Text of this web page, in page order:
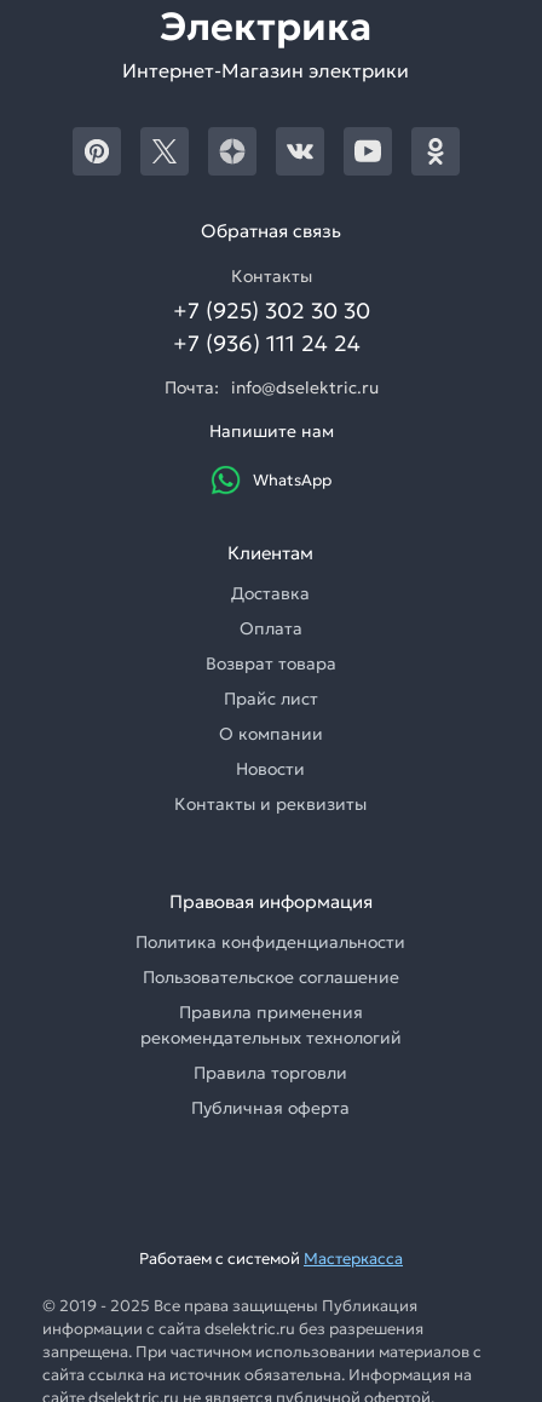
Электрика
Интернет-Магазин электрики
Обратная связь
Контакты
+7 (925) 302 30 30
+7 (936) 111 24 24
Почта:
info@dselektric.ru
Напишите нам
WhatsApp
Клиентам
Доставка
Оплата
Возврат товара
Прайс лист
О компании
Новости
Контакты и реквизиты
Правовая информация
Политика конфиденциальности
Пользовательское соглашение
Правила применения
рекомендательных технологий
Правила торговли
Публичная оферта
Работаем с системой Мастеркасса
© 2019 - 2025 Все права защищены Публикация
информации с сайта dselektric.ru без разрешения
запрещена. При частичном использовании материалов с
сайта ссылка на источник обязательна. Информация на
сайте dselektric.ru не является публичной офертой.